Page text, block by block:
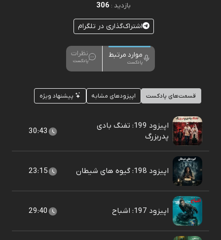
بازدید : 306
اشتراک‌گذاری در تلگرام
موارد مرتبط
پادکست
نظرات
پادکست
قسمت‌های پادکست اپیزودهای مشابه پیشنهاد ویژه
اپیزود 199: تفنگ بادی
پدربزرگ
30:43
اپیزود 198: گیوه های شیطان 23:15
اپیزود 197: اشباح 29:40